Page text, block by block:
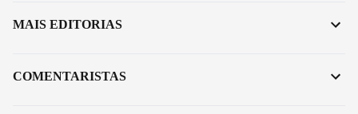
MAIS EDITORIAS
COMENTARISTAS